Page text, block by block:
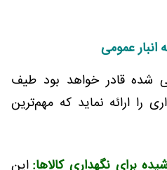
انبار عمومی
شده قادر خواهد بود طیف
را ارائه نماید که مهم‌ترین
برای نگهداری کالاها: این